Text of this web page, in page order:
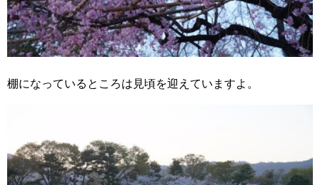
棚になっているところは見頃を迎えていますよ。